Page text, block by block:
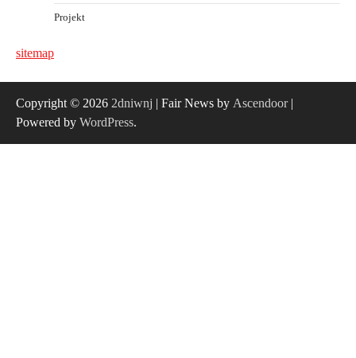
Projekt
sitemap
Copyright © 2026 2dniwnj | Fair News by Ascendoor|
Powered by WordPress.